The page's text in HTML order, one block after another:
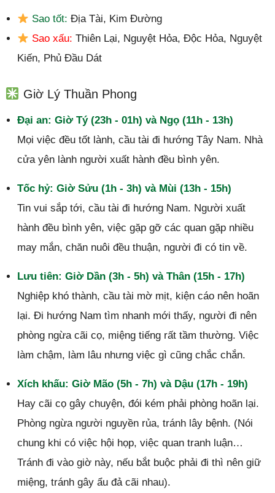
Sao tốt: Địa Tài, Kim Đường
Sao xấu: Thiên Lại, Nguyệt Hỏa, Độc Hỏa, Nguyệt
Kiến, Phủ Đầu Dát
Giờ Lý Thuần Phong
Đại an: Giờ Tý (23h - 01h) và Ngọ (11h - 13h)
Mọi việc đều tốt lành, cầu tài đi hướng Tây Nam. Nhà
cửa yên lành người xuất hành đều bình yên.
Tốc hỷ: Giờ Sửu (1h - 3h) và Mùi (13h - 15h)
Tin vui sắp tới, cầu tài đi hướng Nam. Người xuất
hành đều bình yên, việc gặp gỡ các quan gặp nhiều
may mắn, chăn nuôi đều thuận, người đi có tin về.
Lưu tiên: Giờ Dần (3h - 5h) và Thân (15h - 17h)
Nghiệp khó thành, cầu tài mờ mịt, kiện cáo nên hoãn
lại. Đi hướng Nam tìm nhanh mới thấy, người đi nên
phòng ngừa cãi cọ, miệng tiếng rất tầm thường. Việc
làm chậm, làm lâu nhưng việc gì cũng chắc chắn.
Xích khấu: Giờ Mão (5h - 7h) và Dậu (17h - 19h)
Hay cãi cọ gây chuyện, đói kém phải phòng hoãn lại.
Phòng ngừa người nguyền rủa, tránh lây bệnh. (Nói
chung khi có việc hội họp, việc quan tranh luận…
Tránh đi vào giờ này, nếu bắt buộc phải đi thì nên giữ
miệng, tránh gây ẩu đả cãi nhau).